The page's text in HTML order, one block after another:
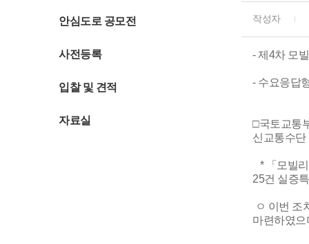
안심도로 공모전
사전등록
입찰 및 견적
자료실
작성자
- 제4차 모
- 수요응답
□국토교통
신교통수
* 「모빌
25건 실증
ㅇ 이번 조
마련하였으